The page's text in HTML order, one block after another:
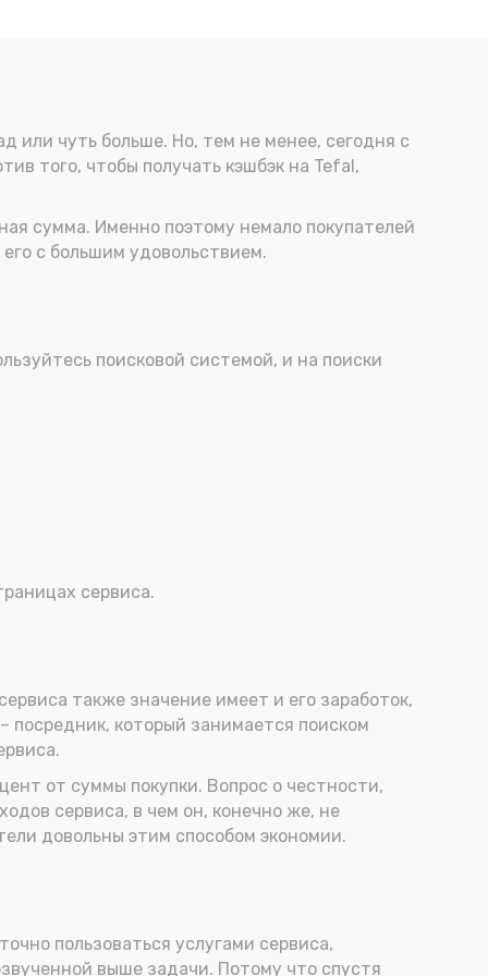
или чуть больше. Но, тем не менее, сегодня с
того, чтобы получать кэшбэк на Tefal,
сумма. Именно поэтому немало покупателей
с большим удовольствием.
поисковой системой, и на поиски
сервиса.
также значение имеет и его заработок,
посредник, который занимается поиском
от суммы покупки. Вопрос о честности,
сервиса, в чем он, конечно же, не
довольны этим способом экономии.
пользоваться услугами сервиса,
выше задачи. Потому что спустя